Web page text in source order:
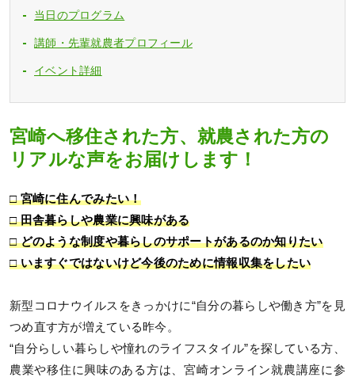
当日のプログラム
講師・先輩就農者プロフィール
イベント詳細
宮崎へ移住された方、就農された方の
リアルな声をお届けします！
□ 宮崎に住んでみたい！
□ 田舎暮らしや農業に興味がある
□ どのような制度や暮らしのサポートがあるのか知りたい
□ いますぐではないけど今後のために情報収集をしたい
新型コロナウイルスをきっかけに“自分の暮らしや働き方”を見
つめ直す方が増えている昨今。
“自分らしい暮らしや憧れのライフスタイル”を探している方、
農業や移住に興味のある方は、宮崎オンライン就農講座に参